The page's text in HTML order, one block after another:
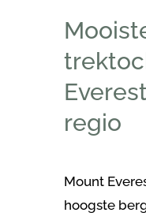
regio
Mount
hoogste